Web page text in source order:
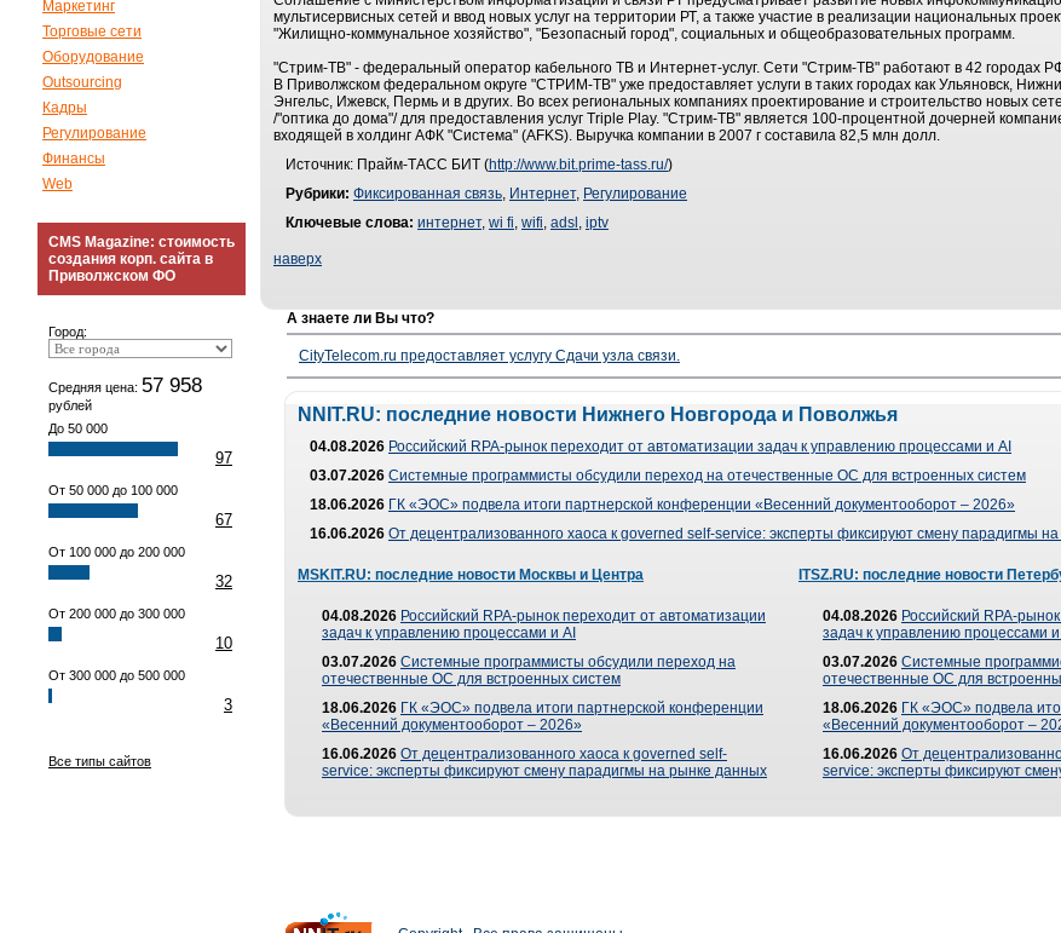
Маркетинг
Торговые сети
Оборудование
Outsourcing
Кадры
Регулирование
Финансы
Web
CMS Magazine: стоимость
создания корп. сайта в
Приволжском ФО
Город:
Средняя цена: 57 958
рублей
До 50 000
97
От 50 000 до 100 000
67
От 100 000 до 200 000
32
От 200 000 до 300 000
10
От 300 000 до 500 000
3
Все типы сайтов
мультисервисных сетей и ввод новых услуг на территории РТ, а также участие в реализации национальных
"Жилищно-коммунальное хозяйство", "Безопасный город", социальных и общеобразовательных программ.
"Стрим-ТВ" - федеральный оператор кабельного ТВ и Интернет-услуг. Сети "Стрим-ТВ" работают в 42 городах
В Приволжском федеральном округе "СТРИМ-ТВ" уже предоставляет услуги в таких городах как Ульяновск,
Энгельс, Ижевск, Пермь и в других. Во всех региональных компаниях проектирование и строительство новых
/"оптика до дома"/ для предоставления услуг Triple Play. "Стрим-ТВ" является 100-процентной дочерней
входящей в холдинг АФК "Система" (AFKS). Выручка компании в 2007 г составила 82,5 млн долл.
Источник: Прайм-ТАСС БИТ (http://www.bit.prime-tass.ru/)
Рубрики: Фиксированная связь, Интернет, Регулирование
Ключевые слова: интернет, wi fi, wifi, adsl , iptv
наверх
А знаете ли Вы что?
CityTelecom.ru предоставляет услугу Сдачи узла связи.
NNIT.RU: последние новости Нижнего Новгорода и Поволжья
04.08.2026 Российский RPA-рынок переходит от автоматизации задач к управлению процессами и AI
03.07.2026 Системные программисты обсудили переход на отечественные ОС для встроенных систем
18.06.2026 ГК «ЭОС» подвела итоги партнерской конференции «Весенний документооборот – 2026»
16.06.2026 От децентрализованного хаоса к governed self-service: эксперты фиксируют смену парадигмы
MSKIT.RU: последние новости Москвы и Центра
04.08.2026 Российский RPA-рынок переходит от автоматизации
задач к управлению процессами и AI
03.07.2026 Системные программисты обсудили переход на
отечественные ОС для встроенных систем
18.06.2026 ГК «ЭОС» подвела итоги партнерской конференции
«Весенний документооборот – 2026»
16.06.2026 От децентрализованного хаоса к governed self-
service: эксперты фиксируют смену парадигмы на рынке данных
ITSZ.RU: последние новости
04.08.2026 Российский RPA-
задач к управлению процессами и
03.07.2026 Системные
отечественные ОС для
18.06.2026 ГК «ЭОС» подвела
«Весенний документооборот –
16.06.2026 От
service: эксперты фиксируют